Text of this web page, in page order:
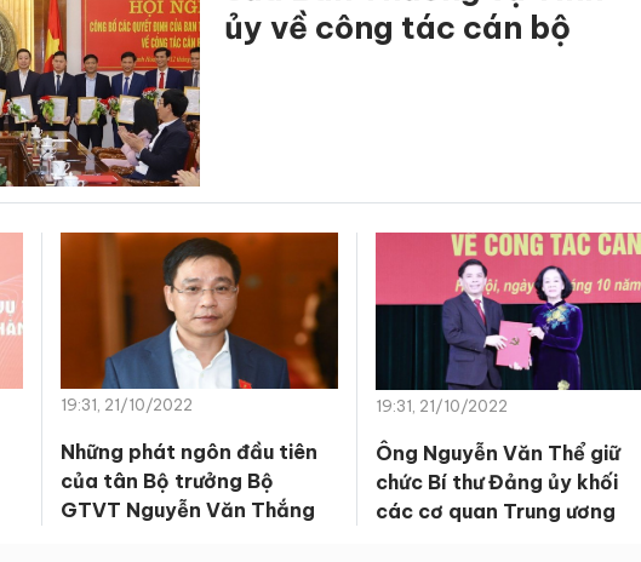
ủy về công tác cán bộ
19:31, 21/10/2022
Những phát ngôn đầu tiên
của tân Bộ trưởng Bộ
GTVT Nguyễn Văn Thắng
19:31, 21/10/2022
Ông Nguyễn Văn Thể giữ
chức Bí thư Đảng ủy khối
các cơ quan Trung ương